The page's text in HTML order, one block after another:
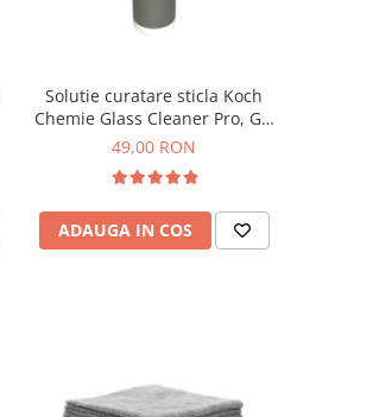
Solutie curatare sticla Koch
Chemie Glass Cleaner Pro, Gc,
1L
49,00 RON
ADAUGA IN COS